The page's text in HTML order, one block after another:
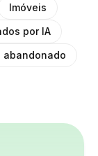
Imóveis
por IA
abandonado